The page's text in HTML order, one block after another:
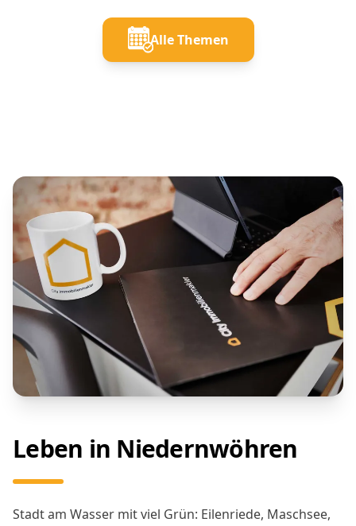
Alle Themen
Leben in Niedernwöhren
Stadt am Wasser mit viel Grün: Eilenriede, Maschsee,